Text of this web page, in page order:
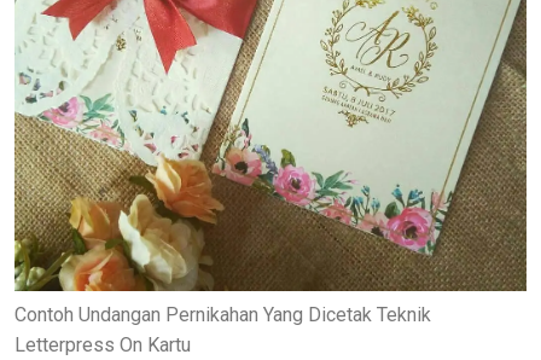
Contoh Undangan Pernikahan Yang Dicetak Teknik
Letterpress On Kartu